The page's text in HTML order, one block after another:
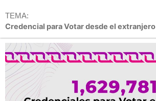
TEMA:
Credencial para Votar desde el extranjero